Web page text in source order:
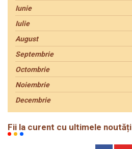
Iunie
Iulie
August
Septembrie
Octombrie
Noiembrie
Decembrie
Fii la curent cu ultimele noutăți